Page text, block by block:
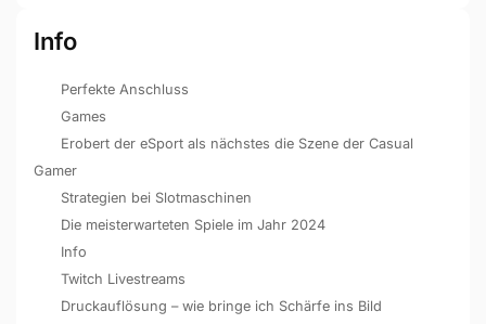
Info
Perfekte Anschluss
Games
Erobert der eSport als nächstes die Szene der Casual
Gamer
Strategien bei Slotmaschinen
Die meisterwarteten Spiele im Jahr 2024
Info
Twitch Livestreams
Druckauflösung – wie bringe ich Schärfe ins Bild